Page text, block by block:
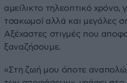
αμείλικτο τηλεοπτικό χρόνο,
τσακωμοί αλλά και μεγάλες
Αξέχαστες στιγμές που
ξαναζήσουμε.
«Στη ζωή μου όποτε